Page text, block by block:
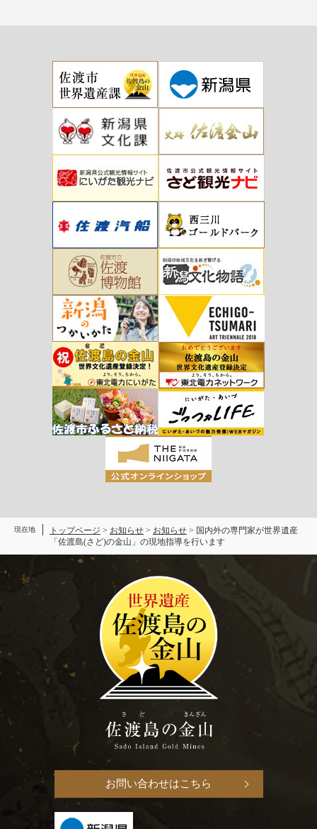
現在地 トップページ > お知らせ > お知らせ > 国内外の専門家が世界遺産
「佐渡島(さど)の金山」の現地指導を行います
お問い合わせはこちら